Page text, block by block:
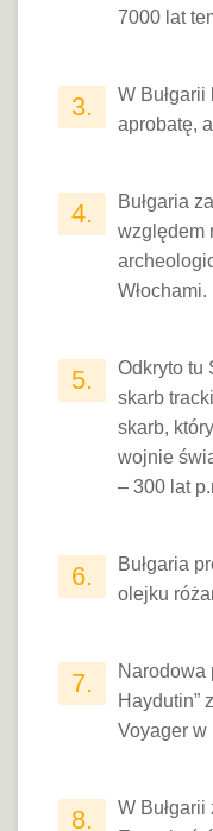
7000 lat
3.
W Bułgarii
aprobatę,
4.
Bułgaria
względem
Włochami.
5.
Odkryto tu
skarb
skarb,
wojnie
– 300 lat
6.
Bułgaria
olejku
7.
Narodowa
Haydutin”
Voyager w
8.
W